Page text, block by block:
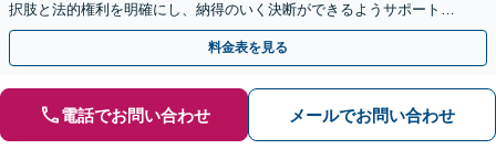
択肢と法的権利を明確にし、納得のいく決断ができるようサポートい
たします【当日・休日・夜間相談OK】
料金表を見る
電話でお問い合わせ メールでお問い合わせ